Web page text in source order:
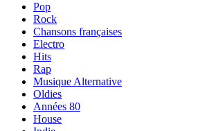
Pop
Rock
Chansons françaises
Electro
Hits
Rap
Musique Alternative
Oldies
Années 80
House